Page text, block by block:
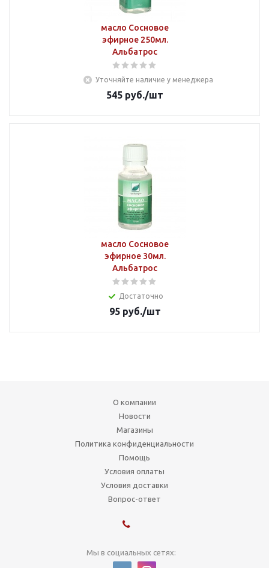
масло Сосновое
эфирное 250мл.
Альбатрос
Уточняйте наличие у менеджера
545 руб./шт
масло Сосновое
эфирное 30мл.
Альбатрос
Достаточно
95руб./шт
О компании
Новости
Магазины
Политика конфиденциальности
Помощь
Условия оплаты
Условия доставки
Вопрос-ответ
Мы в социальных сетях: